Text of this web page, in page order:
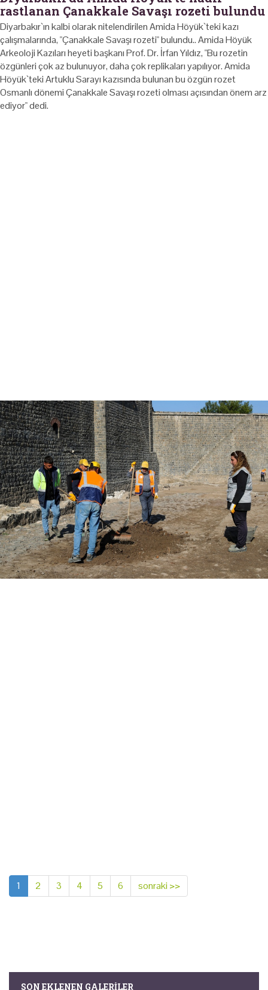
rastlanan Çanakkale Savaşı rozeti bulundu
Diyarbakır`ın kalbi olarak nitelendirilen Amida Höyük`teki kazı
çalışmalarında, "Çanakkale Savaşı rozeti" bulundu.. Amida Höyük
Arkeoloji Kazıları heyeti başkanı Prof. Dr. İrfan Yıldız, "Bu rozetin
özgünleri çok az bulunuyor, daha çok replikaları yapılıyor. Amida
Höyük`teki Artuklu Sarayı kazısında bulunan bu özgün rozet
Osmanlı dönemi Çanakkale Savaşı rozeti olması açısından önem arz
ediyor" dedi.
1 2 3 4 5 6 sonraki >>
SON EKLENEN GALERILER